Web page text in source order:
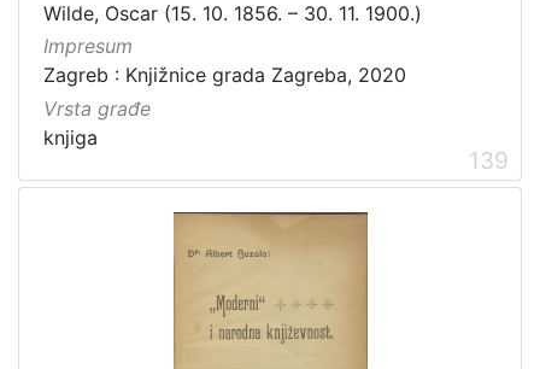
Wilde, Oscar (15. 10. 1856. – 30. 11. 1900.)
Impresum
Zagreb : Knjižnice grada Zagreba, 2020
Vrsta građe
knjiga
139